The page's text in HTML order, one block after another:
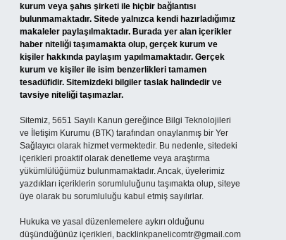
kurum veya şahıs şirketi ile hiçbir bağlantısı
bulunmamaktadır. Sitede yalnızca kendi hazırladığımız
makaleler paylaşılmaktadır. Burada yer alan içerikler
haber niteliği taşımamakta olup, gerçek kurum ve
kişiler hakkında paylaşım yapılmamaktadır. Gerçek
kurum ve kişiler ile isim benzerlikleri tamamen
tesadüfidir. Sitemizdeki bilgiler taslak halindedir ve
tavsiye niteliği taşımazlar.
Sitemiz, 5651 Sayılı Kanun gereğince Bilgi Teknolojileri
ve İletişim Kurumu (BTK) tarafından onaylanmış bir Yer
Sağlayıcı olarak hizmet vermektedir. Bu nedenle, sitedeki
içerikleri proaktif olarak denetleme veya araştırma
yükümlülüğümüz bulunmamaktadır. Ancak, üyelerimiz
yazdıkları içeriklerin sorumluluğunu taşımakta olup, siteye
üye olarak bu sorumluluğu kabul etmiş sayılırlar.
Hukuka ve yasal düzenlemelere aykırı olduğunu
düşündüğünüz içerikleri, backlinkpanelicomtr@gmail.com